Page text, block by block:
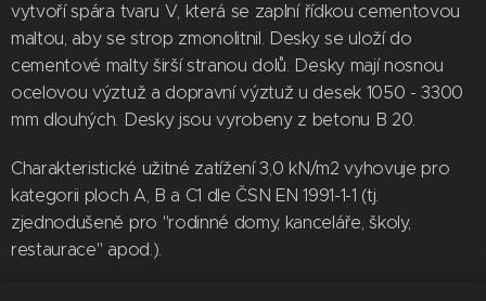
vytvoří spára tvaru V, která se zaplní řídkou cementovou
maltou, aby se strop zmonolitnil. Desky se uloží do
cementové malty širší stranou dolů. Desky mají nosnou
ocelovou výztuž a dopravní výztuž u desek 1050 - 3300
mm dlouhých. Desky jsou vyrobeny z betonu B 20.
Charakteristické užitné zatížení 3,0 kN/m2 vyhovuje pro
kategorii ploch A, B a C1 dle ČSN EN 1991-1-1 (tj.
zjednodušeně pro "rodinné domy, kanceláře, školy,
restaurace" apod.).